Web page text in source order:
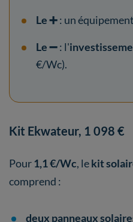
Le ➕: un
Le ➖: l'
€/Wc).
Kit Ekwateur, 1 098 €
Pour1,1 €/Wc, lekit
comprend :
deux panneaux